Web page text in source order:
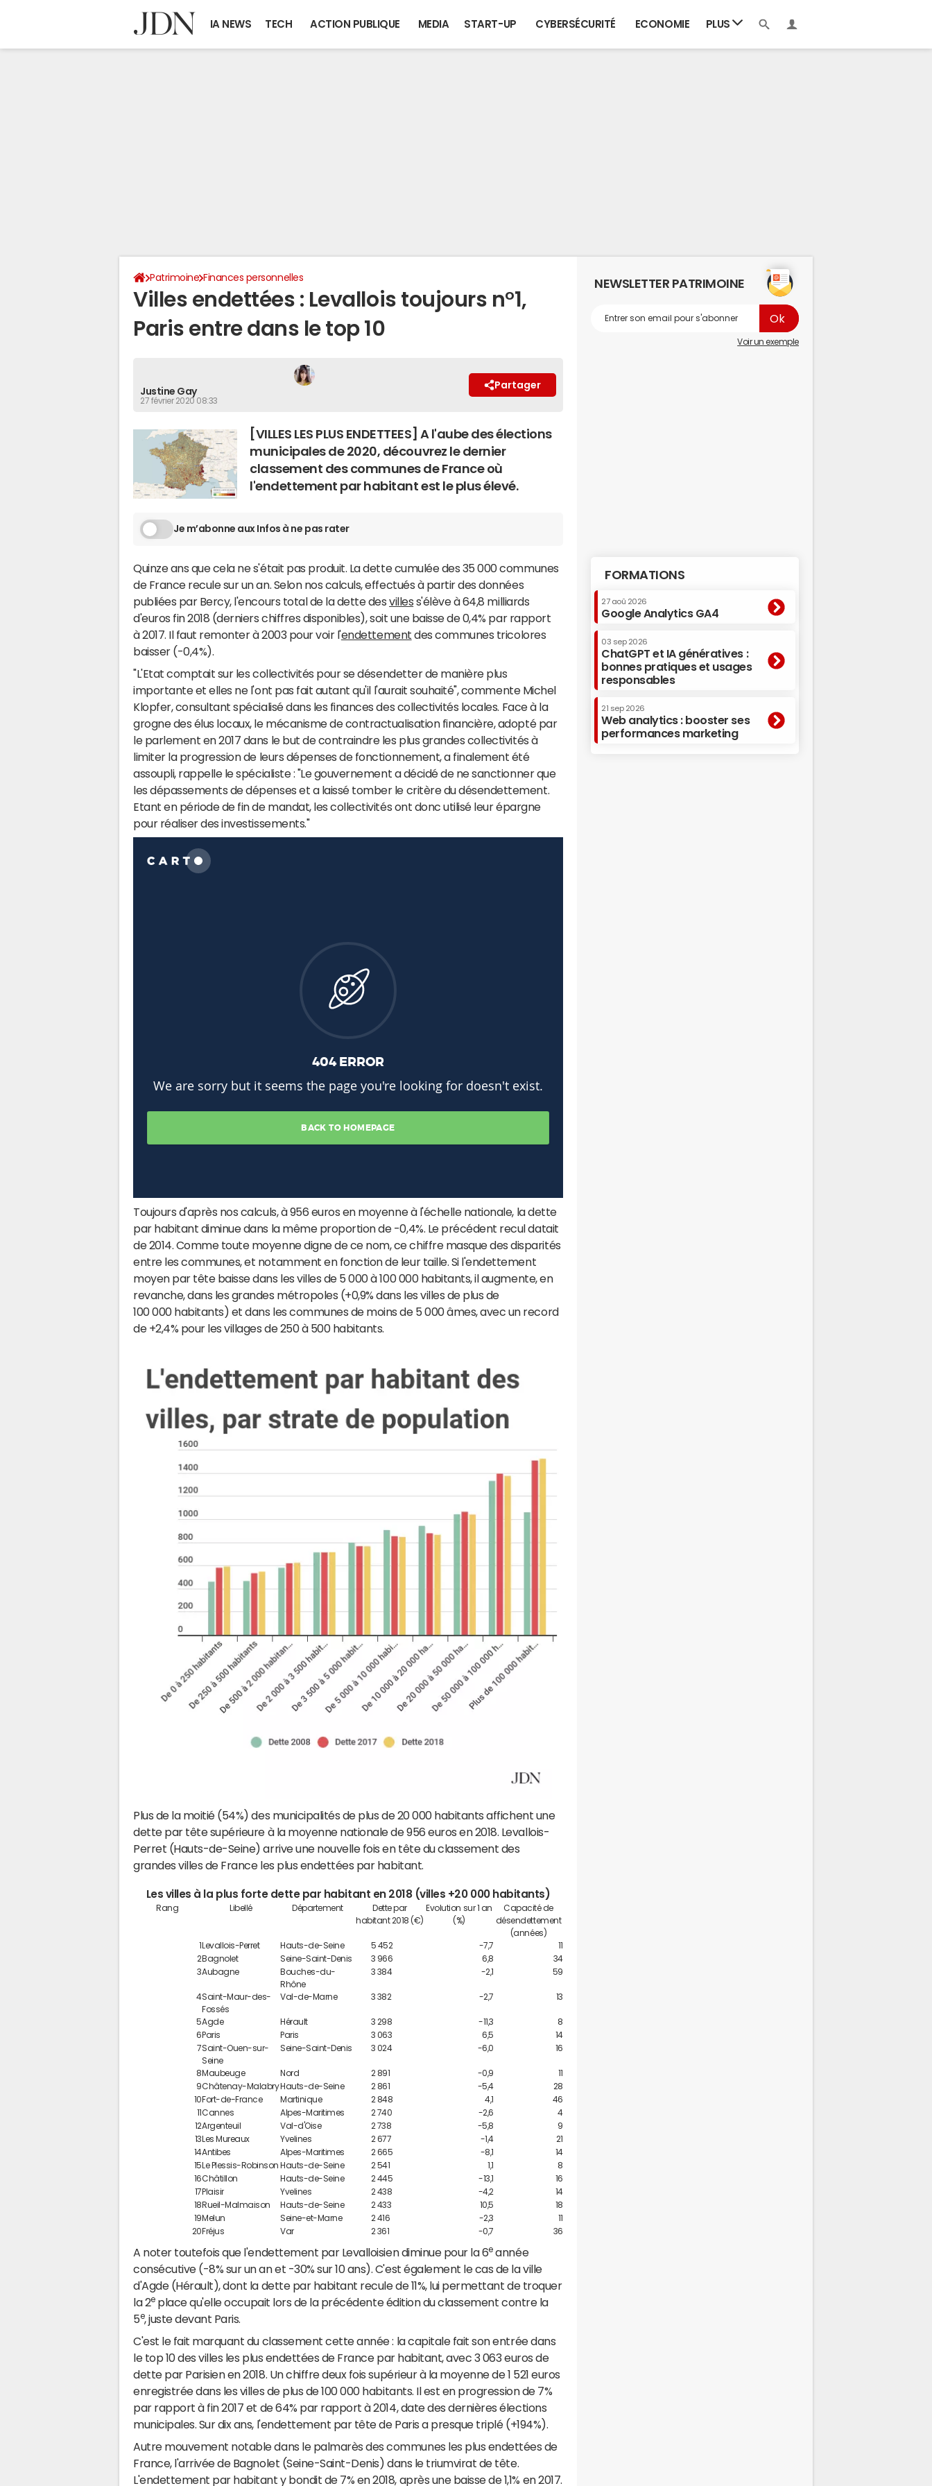
IA NEWS TECH ACTION PUBLIQUE MEDIA START-UP CYBERSÉCURITÉ ECONOMIE PLUS
Patrimoine Finances personnelles
Villes endettées : Levallois toujours n°1,
Paris entre dans le top 10
Justine Gay
27 février 2020 08:33
Partager
[VILLES LES PLUS ENDETTEES] A l'aube des élections
municipales de 2020, découvrez le dernier
classement des communes de France où
l'endettement par habitant est le plus élevé.
Je m’abonne aux Infos à ne pas rater
Quinze ans que cela ne s'était pas produit. La dette cumulée des 35 000 communes
de France recule sur un an. Selon nos calculs, effectués à partir des données
publiées par Bercy, l'encours total de la dette desvilles s'élève à 64,8 milliards
d'euros fin 2018 (derniers chiffres disponibles), soit une baisse de 0,4% par rapport
à 2017. Il faut remonter à 2003 pour voir l'endettement des communes tricolores
baisser (-0,4%).
"L'Etat comptait sur les collectivités pour se désendetter de manière plus
importante et elles ne l'ont pas fait autant qu'il l'aurait souhaité", commente Michel
Klopfer, consultant spécialisé dans les finances des collectivités locales. Face à la
grogne des élus locaux, le mécanisme de contractualisation financière, adopté par
le parlement en 2017 dans le but de contraindre les plus grandes collectivités à
limiter la progression de leurs dépenses de fonctionnement, a finalement été
assoupli, rappelle le spécialiste : "Le gouvernement a décidé de ne sanctionner que
les dépassements de dépenses et a laissé tomber le critère du désendettement.
Etant en période de fin de mandat, les collectivités ont donc utilisé leur épargne
pour réaliser des investissements."
Toujours d'après nos calculs, à 956 euros en moyenne à l'échelle nationale, la dette
par habitant diminue dans la même proportion de -0,4%. Le précédent recul datait
de 2014. Comme toute moyenne digne de ce nom, ce chiffre masque des disparités
entre les communes, et notamment en fonction de leur taille. Si l'endettement
moyen par tête baisse dans les villes de 5 000 à 100 000 habitants, il augmente, en
revanche, dans les grandes métropoles (+0,9% dans les villes de plus de
100 000 habitants) et dans les communes de moins de 5 000 âmes, avec un record
de +2,4% pour les villages de 250 à 500 habitants.
Plus de la moitié (54%) des municipalités de plus de 20 000 habitants affichent une
dette par tête supérieure à la moyenne nationale de 956 euros en 2018. Levallois-
Perret (Hauts-de-Seine) arrive une nouvelle fois en tête du classement des
grandes villes de France les plus endettées par habitant.
Les villes à la plus forte dette par habitant en 2018 (villes +20 000 habitants)
Rang Libellé Département
Dette par
habitant 2018 (€)
Evolution sur 1 an
(%)
Capacité de
désendettement
(années)
1 Levallois-Perret Hauts-de-Seine 5 452 -7,7
11
2 Bagnolet Seine-Saint-Denis 3 966 6,8
34
3Aubagne
Bouches-du-
Rhône
3 384 -2,1 59
4Saint-Maur-des-
Fossés
Val-de-Marne 3 382 -2,7 13
5Agde Hérault 3 298 -11,3
8
6 Paris Paris 3 063 6,5
14
7Saint-Ouen-sur-
Seine
Seine-Saint-Denis 3 024 -6,0 16
8 Maubeuge Nord 2 891 -0,9
11
9Châtenay-Malabry Hauts-de-Seine 2 861 -5,4
28
10 Fort-de-France Martinique 2 848 4,1
46
11Cannes Alpes-Maritimes 2 740 -2,6
4
12Argenteuil Val-d'Oise 2 738 -5,8
9
13 Les Mureaux Yvelines 2 677 -1,4
21
14Antibes Alpes-Maritimes 2 665 -8,1
14
15 Le Plessis-Robinson Hauts-de-Seine 2 541 1,1
8
16Châtillon Hauts-de-Seine 2 445 -13,1
16
17 Plaisir Yvelines 2 438 -4,2
14
18 Rueil-Malmaison Hauts-de-Seine 2 433 10,5
18
19 Melun Seine-et-Marne 2 416 -2,3
11
20 Fréjus Var 2 361 -0,7 36
A noter toutefois que l'endettement par Levalloisien diminue pour la 6eannée
consécutive (-8% sur un an et -30% sur 10 ans). C'est également le cas de la ville
d'Agde (Hérault), dont la dette par habitant recule de 11%, lui permettant de troquer
la 2eplace qu'elle occupait lors de la précédente édition du classement contre la
5e, juste devant Paris.
C'est le fait marquant du classement cette année : la capitale fait son entrée dans
le top 10 des villes les plus endettées de France par habitant, avec 3 063 euros de
dette par Parisien en 2018. Un chiffre deux fois supérieur à la moyenne de 1 521 euros
enregistrée dans les villes de plus de 100 000 habitants. Il est en progression de 7%
par rapport à fin 2017 et de 64% par rapport à 2014, date des dernières élections
municipales. Sur dix ans, l'endettement par tête de Paris a presque triplé (+194%).
Autre mouvement notable dans le palmarès des communes les plus endettées de
France, l'arrivée de Bagnolet (Seine-Saint-Denis) dans le triumvirat de tête.
L'endettement par habitant y bondit de 7% en 2018, après une baisse de 1,1% en 2017.
NEWSLETTER PATRIMOINE
Voir un exemple
FORMATIONS
27 aoû 2026
Google Analytics GA4
03 sep 2026
ChatGPT et IA génératives :
bonnes pratiques et usages
responsables
21 sep 2026
Web analytics : booster ses
performances marketing